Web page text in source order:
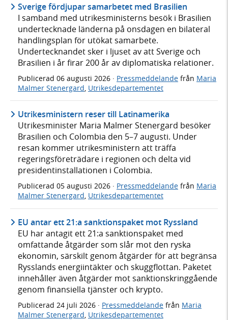
Sverige fördjupar samarbetet med Brasilien
I samband med utrikesministerns besök i Brasilien
undertecknade länderna på onsdagen en bilateral
handlingsplan för utökat samarbete.
Undertecknandet sker i ljuset av att Sverige och
Brasilien i år firar 200 år av diplomatiska relationer.
Publicerad 06 augusti 2026 · Pressmeddelande från Maria
Malmer Stenergard Utrikesdepartementet
Utrikesministern reser till Latinamerika
Utrikesminister Maria Malmer Stenergard besöker
Brasilien och Colombia den 5–7 augusti. Under
resan kommer utrikesministern att träffa
regeringsföreträdare i regionen och delta vid
presidentinstallationen i Colombia.
Publicerad 05 augusti 2026 · Pressmeddelande från Maria
Malmer Stenergard, Utrikesdepartementet
EU antar ett 21:a sanktionspaket mot Ryssland
EU har antagit ett 21:a sanktionspaket med
omfattande åtgärder som slår mot den ryska
ekonomin, särskilt genom åtgärder för att begränsa
Rysslands energiintäkter och skuggflottan. Paketet
innehåller även åtgärder mot sanktionskringgående
genom finansiella tjänster och krypto.
Publicerad 24 juli 2026 · Pressmeddelande från Maria
Malmer Stenergard, Utrikesdepartementet